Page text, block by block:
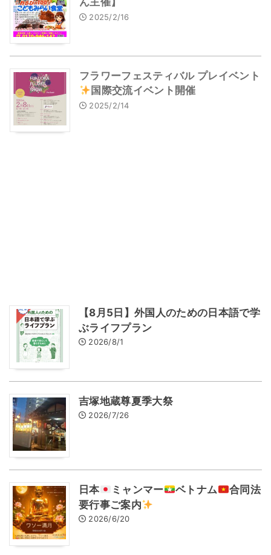
2025/2/16
フラワーフェスティバル プレイベント
国際交流イベント開催
2025/2/14
【8月5日】外国人のための日本語で学
ぶライフプラン
2026/8/1
吉塚地蔵尊夏季大祭
2026/7/26
日本 ミャンマー ベトナム
合同法
要行事ご案内
2026/6/20